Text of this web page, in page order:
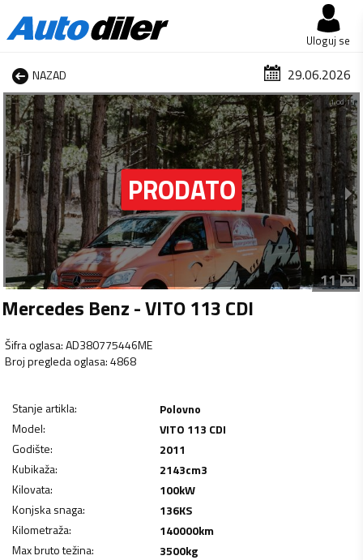
Uloguj se
NAZAD 29.06.2026
1 od 11
11
Mercedes Benz - VITO 113 CDI
Šifra oglasa:AD380775446ME
Broj pregleda oglasa:4868
Stanje artikla:
Polovno
Model:
VITO 113 CDI
Godište:
2011
Kubikaža: 2143cm3
Kilovata: 100kW
Konjska snaga: 136KS
Kilometraža: 140000km
Max bruto težina: 3500kg